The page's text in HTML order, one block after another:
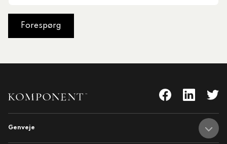
sig
om?
Genveje